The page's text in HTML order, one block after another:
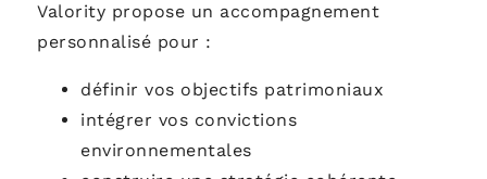
Valority propose un accompagnement
personnalisé pour :
définir vos objectifs patrimoniaux
intégrer vos convictions
environnementales